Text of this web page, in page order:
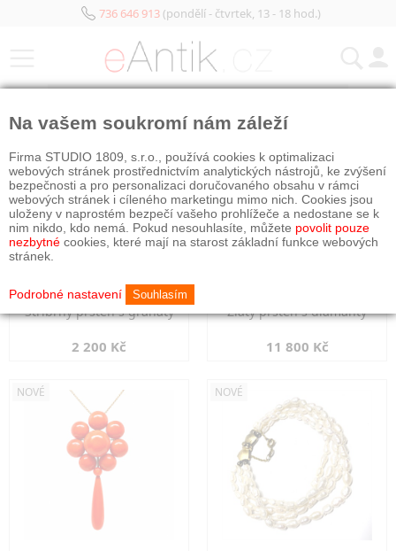
736 646 913(pondělí - čtvrtek, 13 - 18 hod.)
Stříbrný prsten s granáty
2 200 Kč
Zlatý prsten s diamanty
11 800 Kč
NOVÉ NOVÉ
Na vašem soukromí nám záleží
Firma STUDIO 1809, s.r.o., používá cookies k optimalizaci
webových stránek prostřednictvím analytických nástrojů, ke zvýšení
bezpečnosti a pro personalizaci doručovaného obsahu v rámci
webových stránek i cíleného marketingu mimo nich. Cookies jsou
uloženy v naprostém bezpečí vašeho prohlížeče a nedostane se k
nim nikdo, kdo nemá. Pokud nesouhlasíte, můžete povolit pouze
nezbytné cookies, které mají na starost základní funkce webových
stránek.
Podrobné nastavení Souhlasím